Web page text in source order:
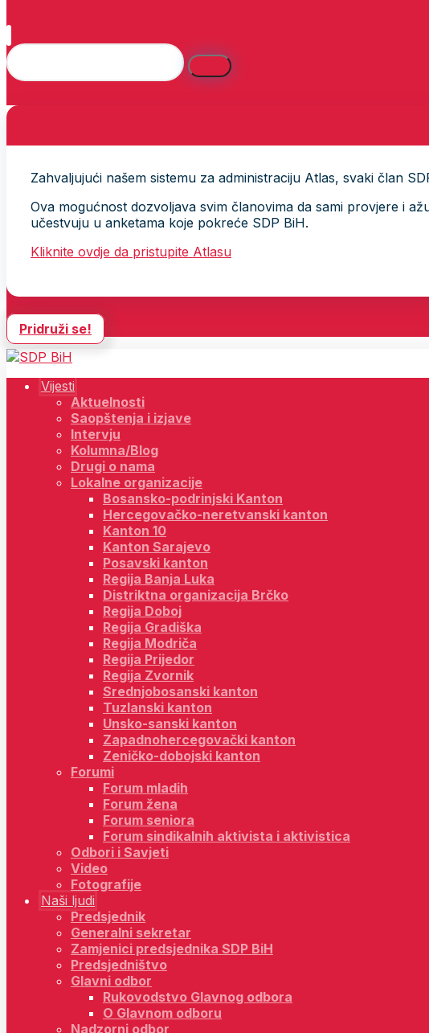
Zahvaljujući našem sistemu za administraciju Atlas, svaki član
Ova mogućnost dozvoljava svim članovima da sami provjere i
učestvuju u anketama koje pokreće SDP BiH.
Kliknite ovdje da pristupite Atlasu
Pridruži se!
Vijesti
Aktuelnosti
Saopštenja i izjave
Intervju
Kolumna/Blog
Drugi o nama
Lokalne organizacije
Bosansko-podrinjski Kanton
Hercegovačko-neretvanski kanton
Kanton 10
Kanton Sarajevo
Posavski kanton
Regija Banja Luka
Distriktna organizacija Brčko
Regija Doboj
Regija Gradiška
Regija Modriča
Regija Prijedor
Regija Zvornik
Srednjobosanski kanton
Tuzlanski kanton
Unsko-sanski kanton
Zapadnohercegovački kanton
Zeničko-dobojski kanton
Forumi
Forum mladih
Forum žena
Forum seniora
Forum sindikalnih aktivista i aktivistica
Odbori i Savjeti
Video
Fotografije
Naši ljudi
Predsjednik
Generalni sekretar
Zamjenici predsjednika SDP BiH
Predsjedništvo
Glavni odbor
Rukovodstvo Glavnog odbora
O Glavnom odboru
Nadzorni odbor